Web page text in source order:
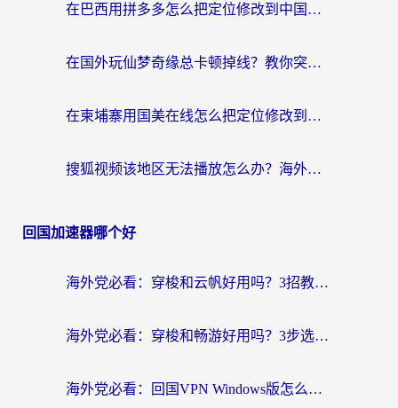
在巴西用拼多多怎么把定位修改到中国国内？3步解决海外党痛点，附芒果TV伊对可用攻略
在国外玩仙梦奇缘总卡顿掉线？教你突破限制+搞定追剧查诉讼的实用攻略
在柬埔寨用国美在线怎么把定位修改到中国国内？3个海外生活痛点一次解决
搜狐视频该地区无法播放怎么办？海外党亲测有效的回国加速指南
回国加速器哪个好
海外党必看：穿梭和云帆好用吗？3招教你选对回国加速器（附PTT翻墙+QuickbackFly2CN对比）
海外党必看：穿梭和畅游好用吗？3步选对回国加速器，无缝刷国内剧玩国服
海外党必看：回国VPN Windows版怎么选？3步找到最适合你的无缝访问方案